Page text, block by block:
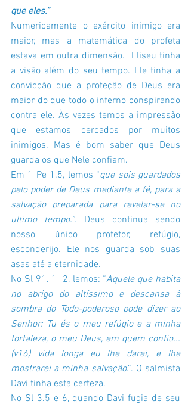
que eles.”
Numericamente o exército inimigo era
maior, mas a matemática do profeta
estava em outra dimensão.  Eliseu tinha
a visão além do seu tempo. Ele tinha a
convicção que a proteção de Deus era
maior do que todo o inferno conspirando
contra ele. Às vezes temos a impressão
que estamos cercados por muitos
inimigos. Mas é bom saber que Deus
guarda os que Nele confiam.
Em 1 Pe 1.5, lemos “que sois guardados
pelo poder de Deus mediante a fé, para a
salvação preparada para revelar-se no
ultimo tempo.”. Deus continua sendo
nosso único protetor, refúgio,
esconderijo. Ele nos guarda sob suas
asas até a eternidade.
No Sl 91. 1  2, lemos: “Aquele que habita
no abrigo do altíssimo e descansa à
sombra do Todo-poderoso pode dizer ao
Senhor: Tu és o meu refúgio e a minha
fortaleza, o meu Deus, em quem confio...
(v16) vida longa eu lhe darei, e lhe
mostrarei a minha salvação.”. O salmista
Davi tinha esta certeza.
No Sl 3.5 e 6, quando Davi fugia de seu